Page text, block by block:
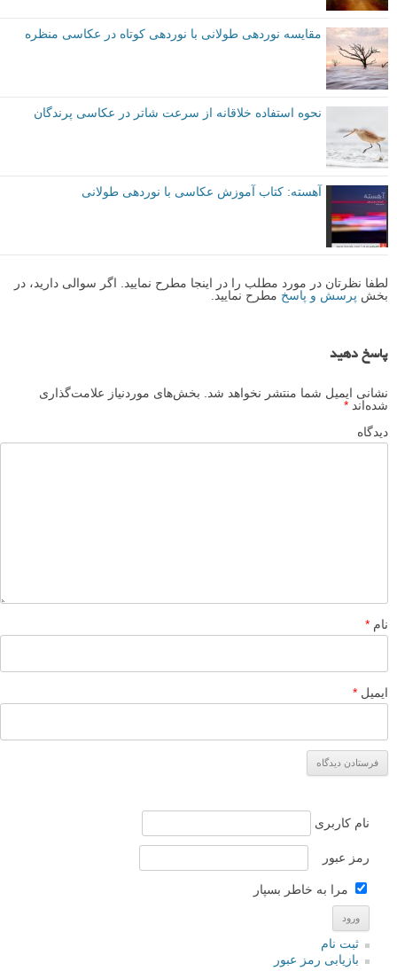
مقایسه نوردهی طولانی با نوردهی کوتاه در عکاسی منظره
نحوه استفاده خلاقانه از سرعت شاتر در عکاسی پرندگان
آهسته: کتاب آموزش عکاسی با نوردهی طولانی
لطفا نظرتان در مورد مطلب را در اینجا مطرح نمایید. اگر سوالی دارید، در
بخش پرسش و پاسخ مطرح نمایید.
پاسخ دهید
نشانی ایمیل شما منتشر نخواهد شد.
بخش‌های موردنیاز علامت‌گذاری
شده‌اند *
دیدگاه
نام *
ایمیل *
نام کاربری
رمز عبور
مرا به خاطر بسپار
ثبت نام
بازیابی رمز عبور